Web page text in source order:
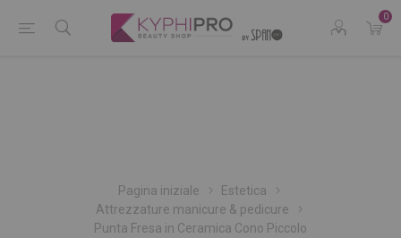
0
Pagina iniziale
Estetica
Attrezzature manicure & pedicure
Punta Fresa in Ceramica Cono Piccolo